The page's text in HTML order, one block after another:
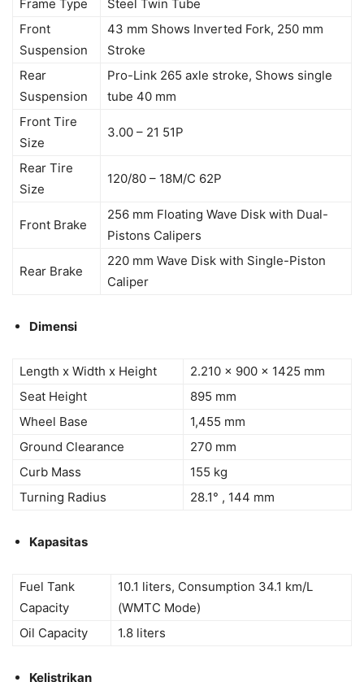
Frame Type
Steel Twin Tube
Front
Suspension
43 mm Shows Inverted Fork, 250 mm
Stroke
Rear
Suspension
Pro-Link 265 axle stroke, Shows single
tube 40 mm
Front Tire
Size
3.00 – 21 51P
Rear Tire
Size
120/80 – 18M/C 62P
Front Brake
256 mm Floating Wave Disk with Dual-
Pistons Calipers
Rear Brake
220 mm Wave Disk with Single-Piston
Caliper
Dimensi
Length x Width x Height
2.210 x 900 x 1425 mm
Seat Height
895 mm
Wheel Base
1,455 mm
Ground Clearance
270 mm
Curb Mass
155 kg
Turning Radius
28.1° , 144 mm
Kapasitas
Fuel Tank
Capacity
10.1 liters, Consumption 34.1 km/L
(WMTC Mode)
Oil Capacity
1.8 liters
Kelistrikan